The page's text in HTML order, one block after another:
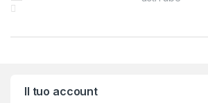
Il tuo account